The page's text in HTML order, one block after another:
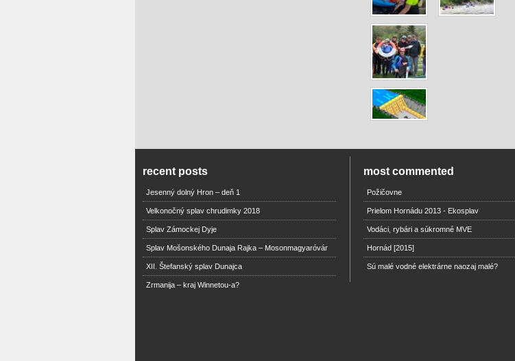
recent posts
Jesenný dolný Hron – deň 1
Velkonočný splav chrudimky 2018
Splav Zámockej Dyje
Splav Mošonského Dunaja Rajka – Mosonmagyaróvár
XII. Štefanský splav Dunajca
Zrmanija – kraj Winnetou-a?
most commented
Požičovne
Prielom Hornádu 2013 - Ekosplav
Vodáci, rybári a súkromné MVE
Hornád [2015]
Sú malé vodné elektrárne naozaj malé?